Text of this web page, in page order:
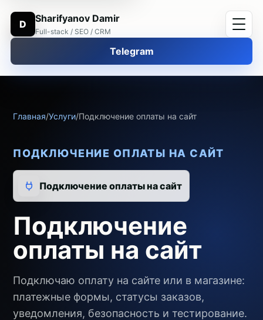
D Sharifyanov Damir
Full-stack / SEO / CRM
Telegram
Главная/Услуги/Подключение оплаты на сайт
ПОДКЛЮЧЕНИЕ ОПЛАТЫ НА САЙТ
Подключение оплаты на сайт
Подключение
оплаты на сайт
Подключаю оплату на сайте или в магазине:
платежные формы, статусы заказов,
уведомления, безопасность и тестирование.